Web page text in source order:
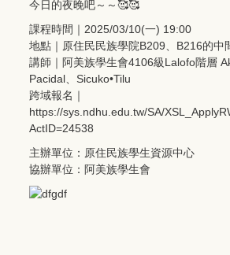
今日的夜晚吧～～🥰🥰
課程時間｜2025/03/10(一) 19:00
地點｜原住民民族學院B209、B216的中
講師｜阿美族學生會4106級Lalofo階層
Pacidal、Sicuko•Tilu
跨域報名｜
https://sys.ndhu.edu.tw/SA/
ActID=24538
主辦單位：原住民族學生資源中心
協辦單位：阿美族學生會